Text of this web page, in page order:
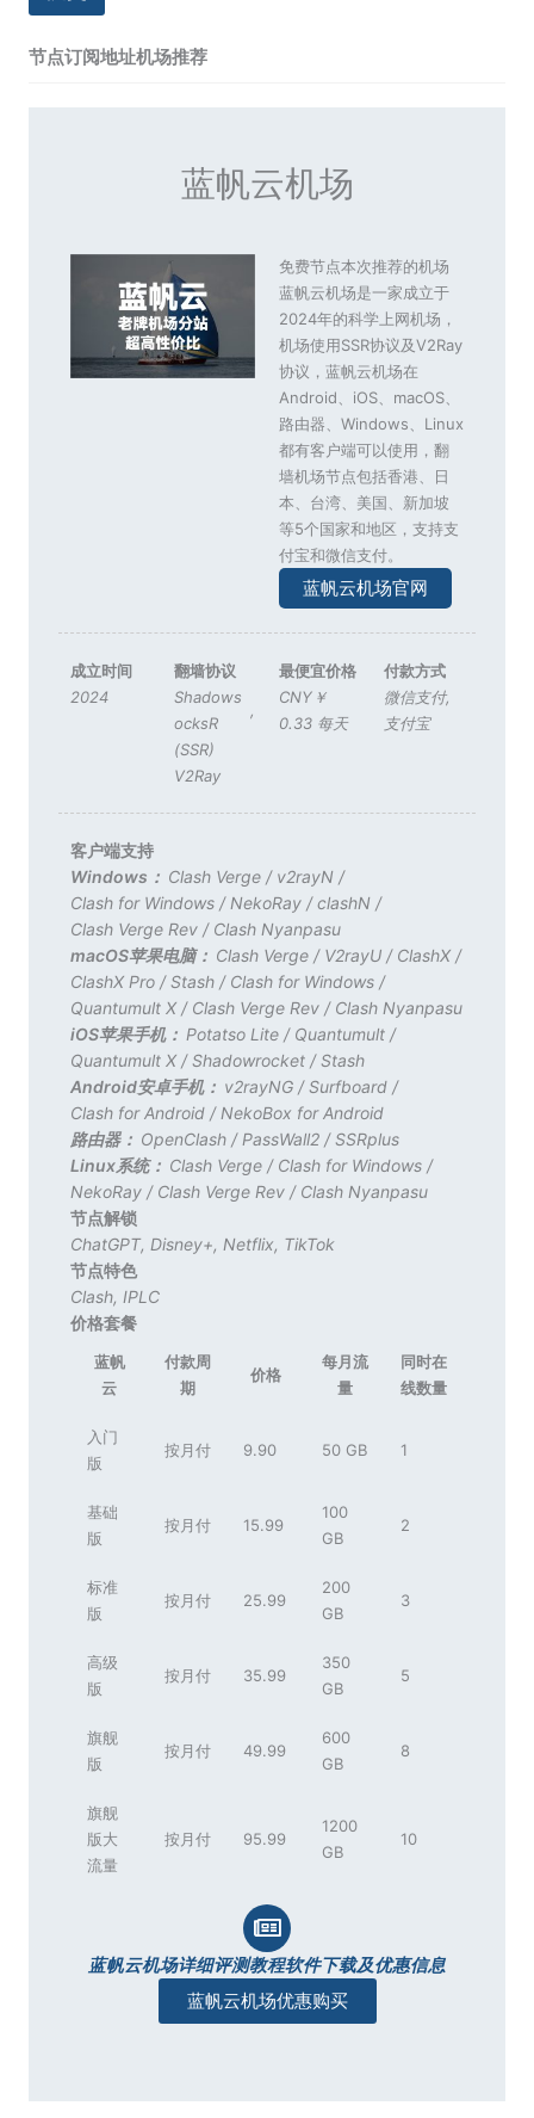
节点订阅地址机场推荐
蓝帆云机场
免费节点本次推荐的机场
蓝帆云机场是一家成立于
2024年的科学上网机场，
机场使用SSR协议及V2Ray
协议，蓝帆云机场在
Android、iOS、macOS、
路由器、Windows、Linux
都有客户端可以使用，翻
墙机场节点包括香港、日
本、台湾、美国、新加坡
等5个国家和地区，支持支
付宝和微信支付。
蓝帆云机场官网
成立时间
2024
翻墙协议
Shadows
ocksR
(SSR)
,
V2Ray
最便宜价格
CNY￥
0.33 每天
付款方式
微信支付,
支付宝
客户端支持
Windows： Clash Verge/ v2rayN/
Clash for Windows/ NekoRay/clashN/
Clash Verge Rev/ Clash Nyanpasu
macOS苹果电脑： Clash Verge/ V2rayU/ ClashX/
ClashX Pro/Stash/ Clash for Windows/
Quantumult X/ Clash Verge Rev/ Clash Nyanpasu
iOS苹果手机： Potatso Lite/ Quantumult/
Quantumult X/Shadowrocket/Stash
Android安卓手机： v2rayNG/Surfboard/
Clash for Android/ NekoBox for Android
路由器： OpenClash/ PassWall2/SSRplus
Linux系统： Clash Verge/ Clash for Windows/
NekoRay/ Clash Verge Rev/ Clash Nyanpasu
节点解锁
ChatGPT, Disney+, Netflix, TikTok
节点特色
Clash, IPLC
价格套餐
蓝帆
云
付款周
期
价格
每月流
量
同时在
线数量
入门
版
按月付 9.90 50 GB 1
基础
版
按月付 15.99
100
GB
2
标准
版
按月付 25.99
200
GB
3
高级
版
按月付 35.99
350
GB
5
旗舰
版
按月付 49.99
600
GB
8
旗舰
版大
流量
按月付 95.99
1200
GB
10
蓝帆云机场详细评测教程软件下载及优惠信息
蓝帆云机场优惠购买